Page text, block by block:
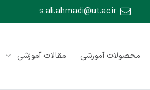
s.ali.ahmadi@ut.ac.ir
محصولات آموزشی مقالات آموزشی